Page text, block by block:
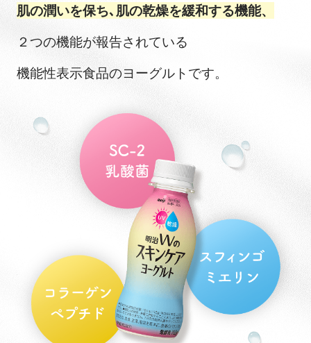
肌の潤いを保ち､肌の乾燥を緩和する機能、
２つの機能が報告されている
機能性表示食品のヨーグルトです。